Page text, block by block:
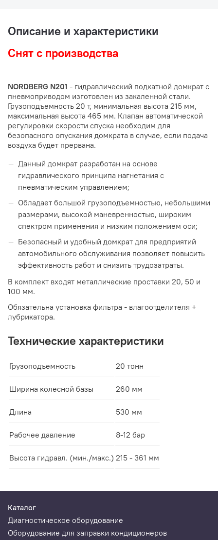
Описание и характеристики
Снят с производства
NORDBERG N201 - гидравлический подкатной домкрат с
пневмоприводом изготовлен из закаленной стали.
Грузоподъемность 20 т, минимальная высота 215 мм,
максимальная высота 465 мм. Клапан автоматической
регулировки скорости спуска необходим для
безопасного опускания домкрата в случае, если подача
воздуха будет прервана.
Данный домкрат разработан на основе
гидравлического принципа нагнетания с
пневматическим управлением;
Обладает большой грузоподъемностью, небольшими
размерами, высокой маневренностью, широким
спектром применения и низким положением оси;
Безопасный и удобный домкрат для предприятий
автомобильного обслуживания позволяет повысить
эффективность работ и снизить трудозатраты.
В комплект входят металлические проставки 20, 50 и
100 мм.
Обязательна установка фильтра - влагоотделителя +
лубрикатора.
Технические характеристики
Грузоподъемность 20 тонн
Ширина колесной базы 260 мм
Длина 530 мм
Рабочее давление 8-12 бар
Высота гидравл. (мин./макс.) 215 - 361 мм
Каталог
Диагностическое оборудование
Оборудование для заправки кондиционеров